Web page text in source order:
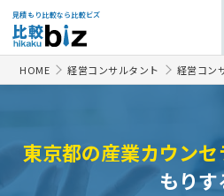
見積もり比較なら比較ビズ
HOME 経営コンサルタント 経営コン
東京都の産業カウンセ
もりす